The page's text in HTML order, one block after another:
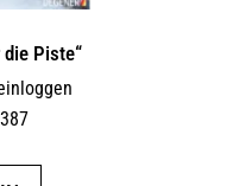
Piste“